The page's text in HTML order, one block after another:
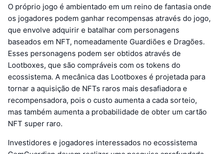
O próprio jogo é ambientado em um reino de fantasia onde
os jogadores podem ganhar recompensas através do jogo,
que envolve adquirir e batalhar com personagens
baseados em NFT, nomeadamente Guardiões e Dragões.
Esses personagens podem ser obtidos através de
Lootboxes, que são compráveis com os tokens do
ecossistema. A mecânica das Lootboxes é projetada para
tornar a aquisição de NFTs raros mais desafiadora e
recompensadora, pois o custo aumenta a cada sorteio,
mas também aumenta a probabilidade de obter um cartão
NFT super raro.
Investidores e jogadores interessados no ecossistema